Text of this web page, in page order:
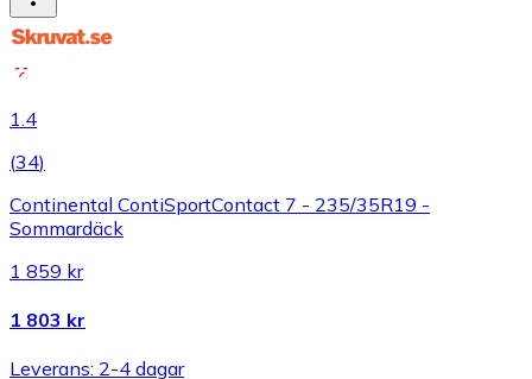
1.4
(34)
Continental ContiSportContact 7 - 235/35R19 -
Sommardäck
1 859 kr
1 803 kr
Leverans: 2-4 dagar